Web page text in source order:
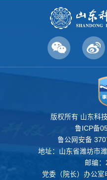
版权所有 山东科
鲁ICP备
鲁公网安备
地址：山东省潍坊市
邮编
党委（院长）办公